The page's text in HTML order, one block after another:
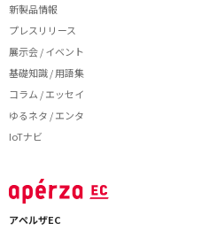
新製品情報
プレスリリース
展示会 / イベント
基礎知識 / 用語集
コラム / エッセイ
ゆるネタ / エンタ
IoTナビ
アペルザEC